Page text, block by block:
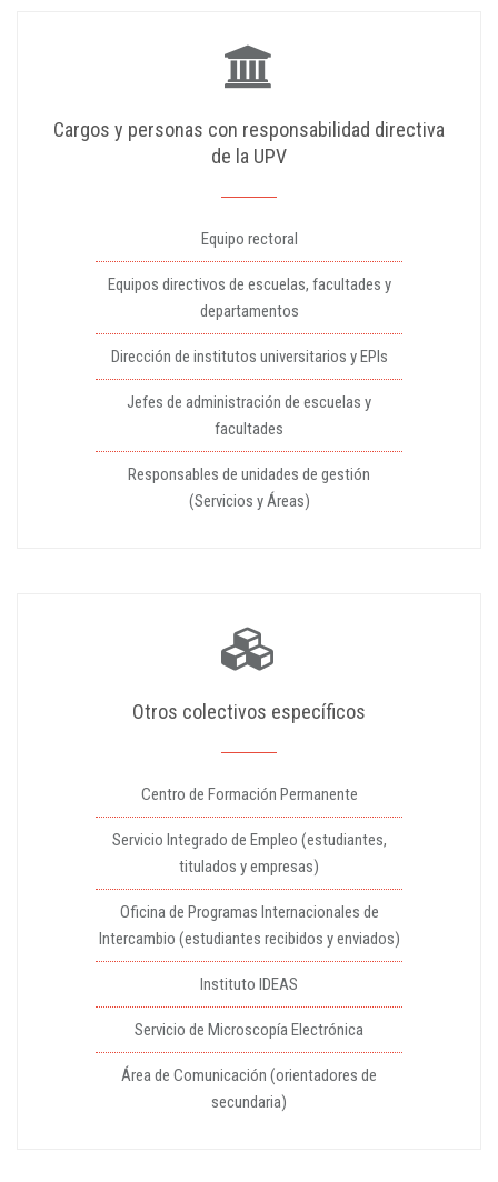
Cargos y personas con responsabilidad directiva
de la UPV
Equipo rectoral
Equipos directivos de escuelas, facultades y
departamentos
Dirección de institutos universitarios y EPIs
Jefes de administración de escuelas y
facultades
Responsables de unidades de gestión
(Servicios y Áreas)
Otros colectivos específicos
Centro de Formación Permanente
Servicio Integrado de Empleo (estudiantes,
titulados y empresas)
Oficina de Programas Internacionales de
Intercambio (estudiantes recibidos y enviados)
Instituto IDEAS
Servicio de Microscopía Electrónica
Área de Comunicación (orientadores de
secundaria)